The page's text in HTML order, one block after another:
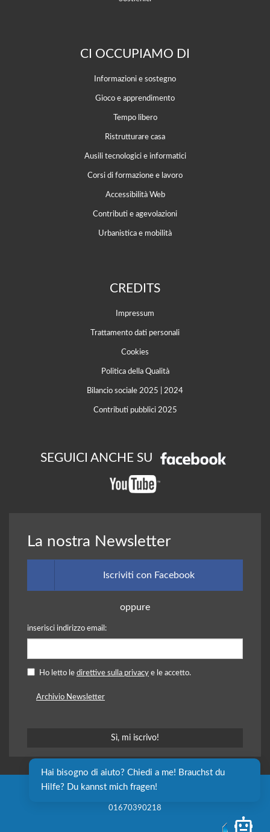
CI OCCUPIAMO DI
Informazioni e sostegno
Gioco e apprendimento
Tempo libero
Ristrutturare casa
Ausili tecnologici e informatici
Corsi di formazione e lavoro
Accessibilità Web
Contributi e agevolazioni
Urbanistica e mobilità
CREDITS
Impressum
Trattamento dati personali
Cookies
Politica della Qualità
Bilancio sociale 2025 2024
Contributi pubblici 2025
SEGUICI ANCHE SU
La nostra Newsletter
Iscriviti con Facebook
oppure
inserisci indirizzo email:
Ho letto le direttive sulla privacy e le accetto.
Archivio Newsletter
Cooperativa sociale independent L. onlus - P. IVA e C.F.
01670390218
Hai bisogno di aiuto? Chiedi a me! Brauchst du
Hilfe? Du kannst mich fragen!